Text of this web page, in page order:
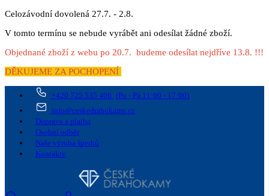
Celozávodní dovolená 27.7. - 2.8.
V tomto termínu se nebude vyrábět ani odesílat žádné zboží.
Objednané zboží z webu po 20.7. budeme odesílat nejdříve 13.8. !!!
DĚKUJEME ZA POCHOPENÍ
+420 725 535 406 (Po - Pá 11:00 - 17:00)
info@ceskedrahokamy.cz
Doprava a platba
Osobní odběr
Naše výroba šperků
Kontakty